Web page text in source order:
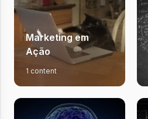
Marketing em
Ação
1 content